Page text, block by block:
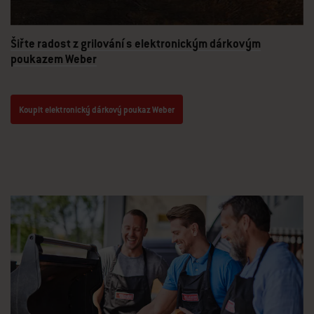
Šiřte radost z grilování s elektronickým dárkovým
poukazem Weber
Koupit elektronický dárkový poukaz Weber